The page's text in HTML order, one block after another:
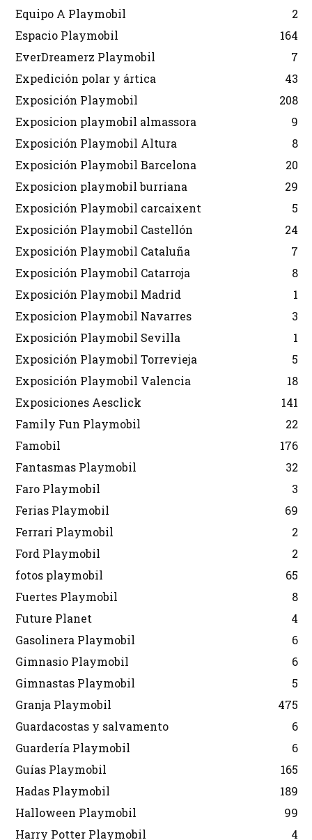
Equipo A Playmobil
2
Espacio Playmobil
164
EverDreamerz Playmobil
7
Expedición polar y ártica
43
Exposición Playmobil
208
Exposicion playmobil almassora
9
Exposición Playmobil Altura
8
Exposición Playmobil Barcelona
20
Exposicion playmobil burriana
29
Exposición Playmobil carcaixent
5
Exposición Playmobil Castellón
24
Exposición Playmobil Cataluña
7
Exposición Playmobil Catarroja
8
Exposición Playmobil Madrid
1
Exposicion Playmobil Navarres
3
Exposición Playmobil Sevilla
1
Exposición Playmobil Torrevieja
5
Exposición Playmobil Valencia
18
Exposiciones Aesclick
141
Family Fun Playmobil
22
Famobil
176
Fantasmas Playmobil
32
Faro Playmobil
3
Ferias Playmobil
69
Ferrari Playmobil
2
Ford Playmobil
2
fotos playmobil
65
Fuertes Playmobil
8
Future Planet
4
Gasolinera Playmobil
6
Gimnasio Playmobil
6
Gimnastas Playmobil
5
Granja Playmobil
475
Guardacostas y salvamento
6
Guardería Playmobil
6
Guías Playmobil
165
Hadas Playmobil
189
Halloween Playmobil
99
Harry Potter Playmobil
4